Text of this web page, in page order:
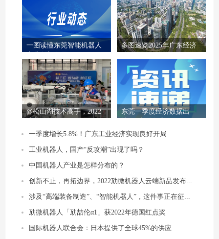
一图读懂东莞智能机器人
多图速览2025年广东经济
@松山湖技术高手，2022
东莞一季度经济数据出
一季度增长5.8%！广东工业经济实现良好开局
工业机器人，国产“反攻潮”出现了吗？
中国机器人产业是怎样分布的？
创新不止，再拓边界，2022劢微机器人云端新品发布...
涉及“高端装备制造”、“智能机器人”，这件事正在征...
劢微机器人「劢喆伦α1」获2022年德国红点奖
国际机器人联合会：日本提供了全球45%的供应